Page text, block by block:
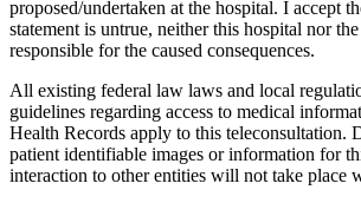
proposed/undertaken at the hospital. I accept
statement is untrue, neither this hospital nor
responsible for the caused consequences.
All existing federal law laws and local
guidelines regarding access to medical
Health Records apply to this teleconsultation.
patient identifiable images or information for
interaction to other entities will not take place